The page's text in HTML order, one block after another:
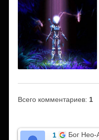
Всего комментариев: 1
1
Бог Нео-